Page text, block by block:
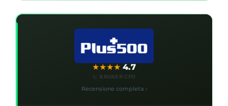
★★★★ 4.7
📈 BROKER CFD
Recensione completa ›